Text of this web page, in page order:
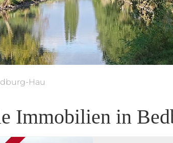
Hau
Immobilien in